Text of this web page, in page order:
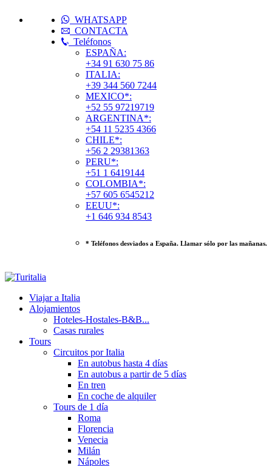
WHATSAPP
CONTACTA
Teléfonos
ESPAÑA:
+34 91 630 75 86
ITALIA:
+39 344 560 7244
MEXICO*:
+52 55 97219719
ARGENTINA*:
+54 11 5235 4366
CHILE*:
+56 2 29381363
PERU*:
+51 1 6419144
COLOMBIA*:
+57 605 6545212
EEUU*:
+1 646 934 8543
* Teléfonos desviados a España. Llamar sólo por las mañanas.
Viajar a Italia
Alojamientos
Hoteles-Hostales-B&B...
Casas rurales
Tours
Circuitos por Italia
En autobus hasta 4 días
En autobus a partir de 5 días
En tren
En coche de alquiler
Tours de 1 día
Roma
Florencia
Venecia
Milán
Nápoles